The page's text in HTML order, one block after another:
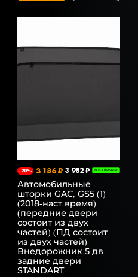
-20% 3 186 ₽ 3 982 ₽ В НАЛИЧИИ
Автомобильные
шторки GAC, GS5 (1)
(2018-наст.время)
(передние двери
состоит из двух
частей) (ПД состоит
из двух частей)
Внедорожник 5 дв.
задние двери
STANDART